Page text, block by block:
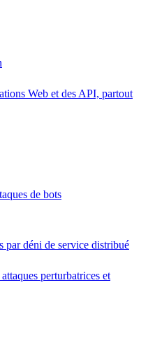
Web et des API, partout
de bots
par déni de service distribué
perturbatrices et